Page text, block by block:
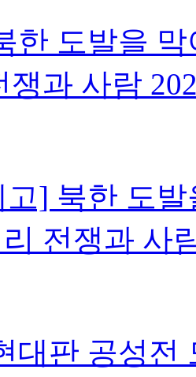
한 도발을
쟁과 사람
고] 북한 도
전쟁과 사
대판 공성전